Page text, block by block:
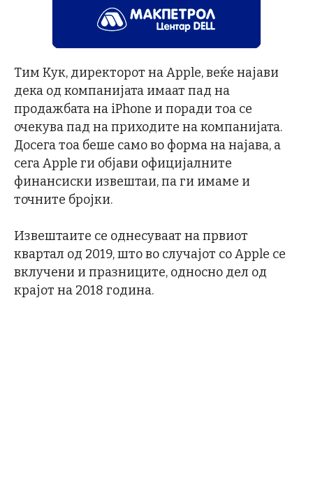
Тим Кук, директорот на Apple, веќе најави
дека од компанијата имаат пад на
продажбата на iPhone и поради тоа се
очекува пад на приходите на компанијата.
Досега тоа беше само во форма на најава, а
сега Apple ги објави официјалните
финансиски извештаи, па ги имаме и
точните бројки.
Извештаите се однесуваат на првиот
квартал од 2019, што во случајот со Apple се
вклучени и празниците, односно дел од
крајот на 2018 година.